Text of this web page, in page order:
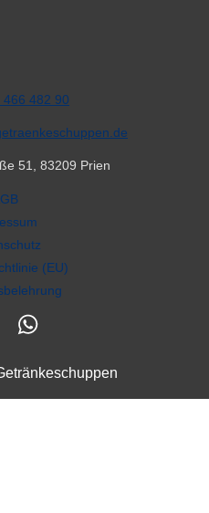
466 482 90
51, 83209 Prien
(EU)